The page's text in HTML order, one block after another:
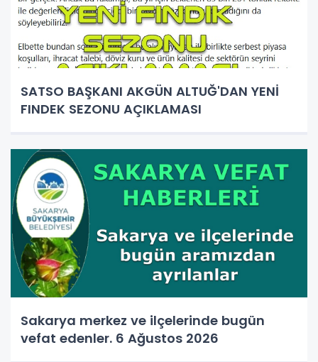
SATSO BAŞKANI AKGÜN ALTUĞ'DAN YENİ
FINDEK SEZONU AÇIKLAMASI
Sakarya merkez ve ilçelerinde bugün
vefat edenler. 6 Ağustos 2026